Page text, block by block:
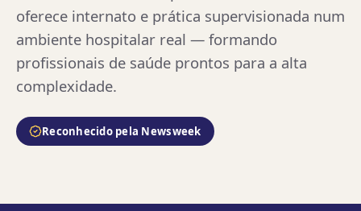
oferece internato e prática supervisionada num
ambiente hospitalar real — formando
profissionais de saúde prontos para a alta
complexidade.
Reconhecido pela Newsweek